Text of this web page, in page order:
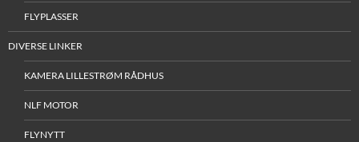
FLYPLASSER
DIVERSE LINKER
KAMERA LILLESTRØM RÅDHUS
NLF MOTOR
FLYNYTT